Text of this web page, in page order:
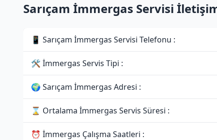
Sarıçam İmmergas Servisi
📱 Sarıçam İmmergas Servisi Telefonu :
🛠 İmmergas Servis Tipi :
🌍 Sarıçam İmmergas Adresi :
⌛ Ortalama İmmergas Servis Süresi :
⏰ İmmergas Çalışma Saatleri :